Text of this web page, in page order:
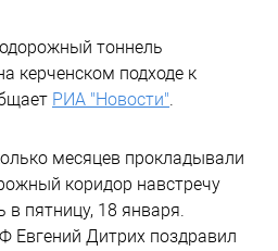
тоннель
керченском подходе к
РИА "Новости".
месяцев прокладывали
коридор навстречу
в пятницу, 18 января.
Евгений Дитрих поздравил